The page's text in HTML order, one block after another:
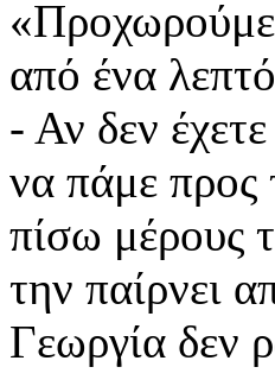
από ένα
- Αν δεν
να πάμε προς
πίσω μέρους
την παίρνει
Γεωργία δεν